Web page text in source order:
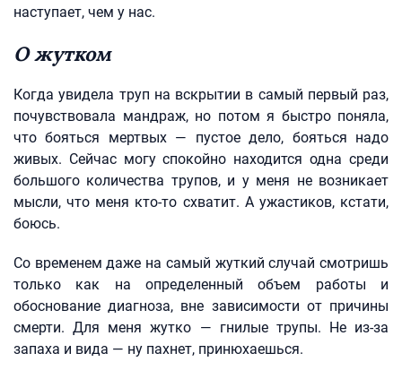
наступает, чем у нас.
О жутком
Когда увидела труп на вскрытии в самый первый раз,
почувствовала мандраж, но потом я быстро поняла,
что бояться мертвых — пустое дело, бояться надо
живых. Сейчас могу спокойно находится одна среди
большого количества трупов, и у меня не возникает
мысли, что меня кто‑то схватит. А ужастиков, кстати,
боюсь.
Со временем даже на самый жуткий случай смотришь
только как на определенный объем работы и
обоснование диагноза, вне зависимости от причины
смерти. Для меня жутко — гнилые трупы. Не из‑за
запаха и вида — ну пахнет, принюхаешься.